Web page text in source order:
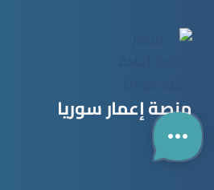
منصة إعمار سوريا